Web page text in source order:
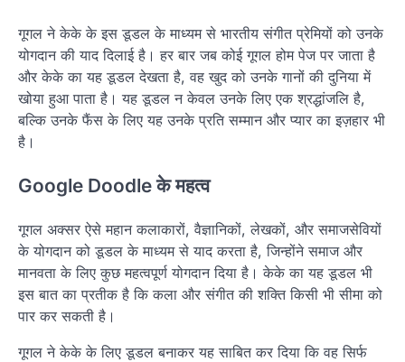
गूगल ने केके के इस डूडल के माध्यम से भारतीय संगीत प्रेमियों को उनके
योगदान की याद दिलाई है। हर बार जब कोई गूगल होम पेज पर जाता है
और केके का यह डूडल देखता है, वह खुद को उनके गानों की दुनिया में
खोया हुआ पाता है। यह डूडल न केवल उनके लिए एक श्रद्धांजलि है,
बल्कि उनके फैंस के लिए यह उनके प्रति सम्मान और प्यार का इज़हार भी
है।
Google Doodle के महत्व
गूगल अक्सर ऐसे महान कलाकारों, वैज्ञानिकों, लेखकों, और समाजसेवियों
के योगदान को डूडल के माध्यम से याद करता है, जिन्होंने समाज और
मानवता के लिए कुछ महत्वपूर्ण योगदान दिया है। केके का यह डूडल भी
इस बात का प्रतीक है कि कला और संगीत की शक्ति किसी भी सीमा को
पार कर सकती है।
गूगल ने केके के लिए डूडल बनाकर यह साबित कर दिया कि वह सिर्फ